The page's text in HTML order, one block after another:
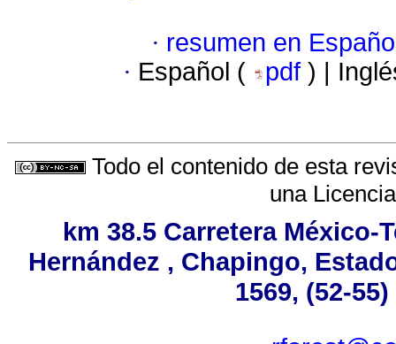
· resumen en
· Español ( pdf ) |
Todo el contenido de esta
una
km 38.5 Carretera
Hernández , Chapingo,
1569, (52-